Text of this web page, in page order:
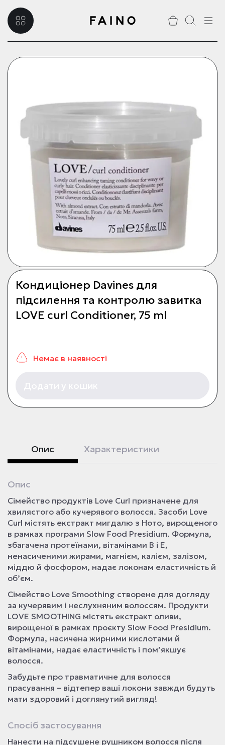
Кондиціонер Davines для
підсилення та контролю завитка
LOVE curl Сonditioner, 75 ml
Немає в наявності
Опис Характеристики
Опис
Сімейство продуктів Love Curl призначене для
хвилястого або кучерявого волосся. Засоби Love
Curl містять екстракт мигдалю з Ното, вирощеного
в рамках програми Slow Food Presidium. Формула,
збагачена протеїнами, вітамінами В і Е,
ненасиченими жирами, магнієм, калієм, залізом,
міддю й фосфором, надає локонам еластичність й
об’єм.
Сімейство Love Smoothing створене для догляду
за кучерявим і неслухняним волоссям. Продукти
LOVE SMOOTHING містять екстракт оливи,
вирощеної в рамках проєкту Slow Food Presidium.
Формула, насичена жирними кислотами й
вітамінами, надає еластичність і пом’якшує
волосся.
Забудьте про травматичне для волосся
прасування – відтепер ваші локони завжди будуть
мати здоровий і доглянутий вигляд!
Спосіб застосування
Нанести на підсушене рушником волосся після